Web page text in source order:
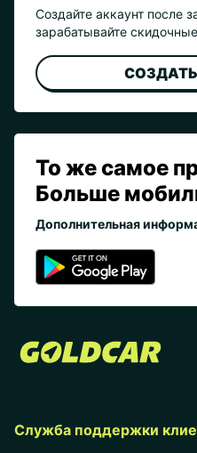
Создайте аккаунт после
зарабатывайте
То же самое
Больше
Дополнительная
Служба поддержки